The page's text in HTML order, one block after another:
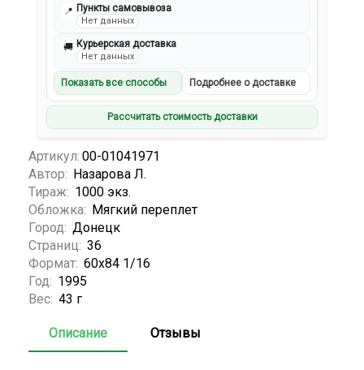
📍 Пункты самовывоза
Нет данных
🚚 Курьерская доставка
Нет данных
Показать все способы Подробнее о доставке
Рассчитать стоимость доставки
Артикул: 00-01041971
Автор: Назарова Л.
Тираж: 1000 экз.
Обложка: Мягкий переплет
Город: Донецк
Страниц: 36
Формат: 60х84 1/16
Год: 1995
Вес: 43 г
Описание Отзывы